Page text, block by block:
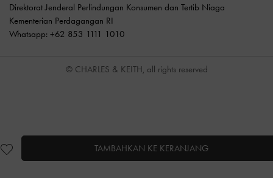
TAMBAHKAN KE KERANJANG
Direktorat Jenderal Perlindungan Konsumen dan Tertib Niaga
Kementerian Perdagangan RI
Whatsapp: +62 853 1111 1010
© CHARLES & KEITH, all rights reserved